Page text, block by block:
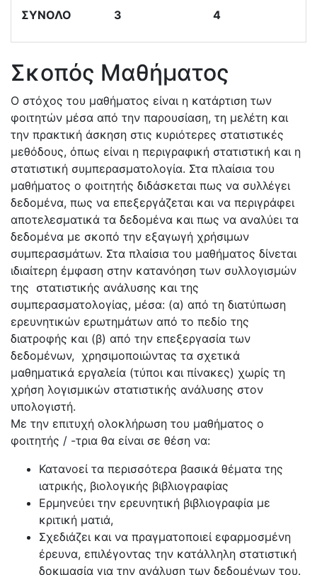
ΣΥΝΟΛΟ
3 4
Σκοπός Μαθήματος
Ο στόχος του μαθήματος είναι η κατάρτιση των
φοιτητών μέσα από την παρουσίαση, τη μελέτη και
την πρακτική άσκηση στις κυριότερες στατιστικές
μεθόδους, όπως είναι η περιγραφική στατιστική και η
στατιστική συμπερασματολογία. Στα πλαίσια του
μαθήματος ο φοιτητής διδάσκεται πως να συλλέγει
δεδομένα, πως να επεξεργάζεται και να περιγράφει
αποτελεσματικά τα δεδομένα και πως να αναλύει τα
δεδομένα με σκοπό την εξαγωγή χρήσιμων
συμπερασμάτων. Στα πλαίσια του μαθήματος δίνεται
ιδιαίτερη έμφαση στην κατανόηση των συλλογισμών
της στατιστικής ανάλυσης και της
συμπερασματολογίας, μέσα: (α) από τη διατύπωση
ερευνητικών ερωτημάτων από το πεδίο της
διατροφής και (β) από την επεξεργασία των
δεδομένων, χρησιμοποιώντας τα σχετικά
μαθηματικά εργαλεία (τύποι και πίνακες) χωρίς τη
χρήση λογισμικών στατιστικής ανάλυσης στον
υπολογιστή.
Με την επιτυχή ολοκλήρωση του μαθήματος ο
φοιτητής / -τρια θα είναι σε θέση να:
Κατανοεί τα περισσότερα βασικά θέματα της
ιατρικής, βιολογικής βιβλιογραφίας
Ερμηνεύει την ερευνητική βιβλιογραφία με
κριτική ματιά,
Σχεδιάζει και να πραγματοποιεί εφαρμοσμένη
έρευνα, επιλέγοντας την κατάλληλη στατιστική
δοκιμασία για την ανάλυση των δεδομένων του.